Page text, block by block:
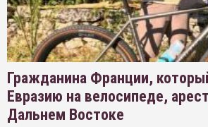
Гражданина Франции,
Евразию на велосипеде,
Дальнем Востоке